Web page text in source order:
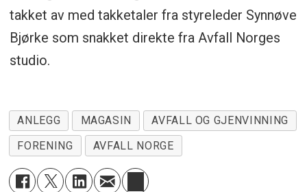
takket av med takketaler fra styreleder Synnøve
Bjørke som snakket direkte fra Avfall Norges
studio.
ANLEGG MAGASIN
AVFALL OG GJENVINNING
FORENING
AVFALL NORGE